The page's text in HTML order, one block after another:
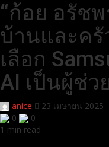
“ก้อย อรัช
บ้านและครั
เลือก
AI เป็นผู้ช่ว
anice
23 เมษายน 2025
0
0
1 min read